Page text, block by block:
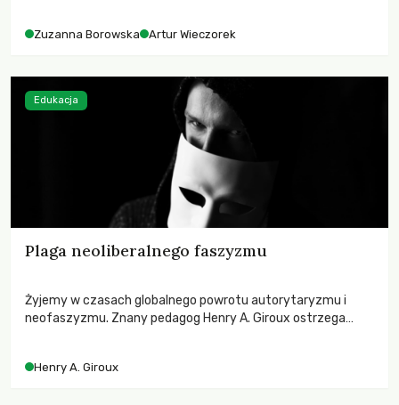
Zuzanna Borowska Artur Wieczorek
Plaga neoliberalnego faszyzmu
Żyjemy w czasach globalnego powrotu autorytaryzmu i
neofaszyzmu. Znany pedagog Henry A. Giroux ostrzega
wychowają świadomych obywateli?
Henry A. Giroux
Edukacja